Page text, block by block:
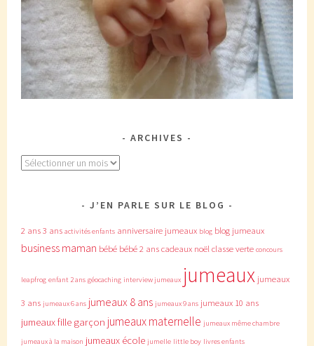
ARCHIVES
Archives
J’EN PARLE SUR LE BLOG
2 ans3 ans activités enfants anniversaire jumeaux blog blog jumeaux
business maman bébé bébé 2 anscadeaux noëlclasse verte concours
leapfrog enfant 2 ans géocaching interview jumeaux jumeaux jumeaux
3 ans jumeaux 6 ans jumeaux 8 ans jumeaux 9 ans jumeaux 10 ans
jumeaux fille garçon jumeaux maternelle jumeaux même chambre
jumeaux à la maison jumeaux école jumelle little boy livres enfants